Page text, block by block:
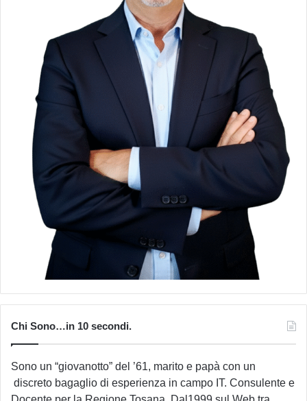
Chi Sono…in 10 secondi.
Sono un “giovanotto” del ’61, marito e papà con un
discreto bagaglio di esperienza in campo IT. Consulente e